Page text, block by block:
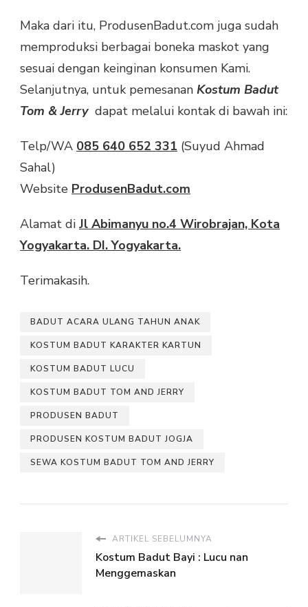
Maka dari itu, ProdusenBadut.com juga sudah
memproduksi berbagai boneka maskot yang
sesuai dengan keinginan konsumen Kami.
Selanjutnya, untuk pemesanan Kostum Badut
Tom & Jerry dapat melalui kontak di bawah ini:
Telp/WA 085 640 652 331 (Suyud Ahmad
Sahal)
Website ProdusenBadut.com
Alamat di Jl Abimanyu no.4 Wirobrajan, Kota
Yogyakarta. DI. Yogyakarta.
Terimakasih.
BADUT ACARA ULANG TAHUN ANAK
KOSTUM BADUT KARAKTER KARTUN
KOSTUM BADUT LUCU
KOSTUM BADUT TOM AND JERRY
PRODUSEN BADUT
PRODUSEN KOSTUM BADUT JOGJA
SEWA KOSTUM BADUT TOM AND JERRY
ARTIKEL SEBELUMNYA
Kostum Badut Bayi : Lucu nan
Menggemaskan